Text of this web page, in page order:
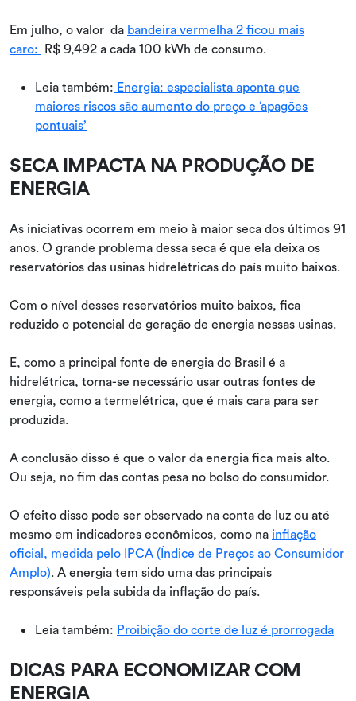
Em julho, o valor da bandeira vermelha 2 ficou mais
caro: R$ 9,492 a cada 100 kWh de consumo.
Leia também: Energia: especialista aponta que
maiores riscos são aumento do preço e ‘apagões
pontuais’
SECA IMPACTA NA PRODUÇÃO DE
ENERGIA
As iniciativas ocorrem em meio à maior seca dos últimos 91
anos. O grande problema dessa seca é que ela deixa os
reservatórios das usinas hidrelétricas do país muito baixos.
Com o nível desses reservatórios muito baixos, fica
reduzido o potencial de geração de energia nessas usinas.
E, como a principal fonte de energia do Brasil é a
hidrelétrica, torna-se necessário usar outras fontes de
energia, como a termelétrica, que é mais cara para ser
produzida.
A conclusão disso é que o valor da energia fica mais alto.
Ou seja, no fim das contas pesa no bolso do consumidor.
O efeito disso pode ser observado na conta de luz ou até
mesmo em indicadores econômicos, como na inflação
oficial, medida pelo IPCA (Índice de Preços ao Consumidor
Amplo). A energia tem sido uma das principais
responsáveis pela subida da inflação do país.
Leia também: Proibição do corte de luz é prorrogada
DICAS PARA ECONOMIZAR COM
ENERGIA